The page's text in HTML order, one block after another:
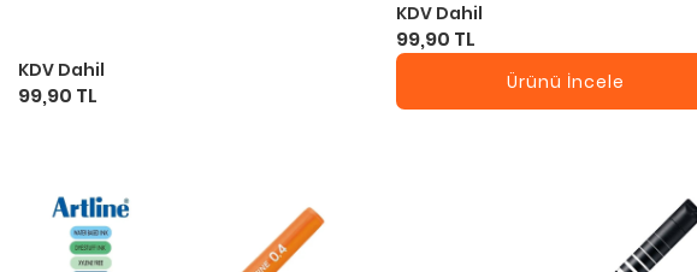
KDV Dahil
99,90 TL
KDV Dahil
99,90 TL
Ürünü İncele